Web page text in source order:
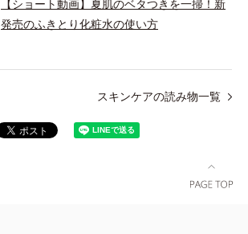
【ショート動画】夏肌のベタつきを一掃！新
発売のふきとり化粧水の使い方
スキンケアの読み物一覧